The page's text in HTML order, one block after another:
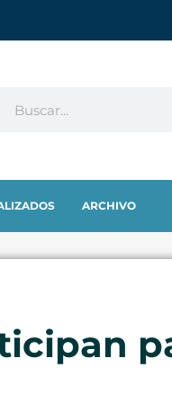
ARCHIVO